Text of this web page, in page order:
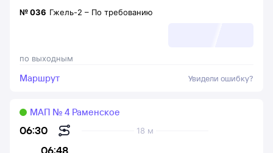
по выходным
№036 Гжель-2 – По требованию
Маршрут Увидели ошибку?
06:30
06:48
18 м
МАП № 4 Раменское